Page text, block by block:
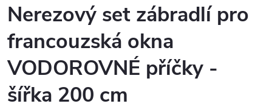
Nerezový set zábradlí pro
francouzská okna
VODOROVNÉ příčky -
šířka 200 cm